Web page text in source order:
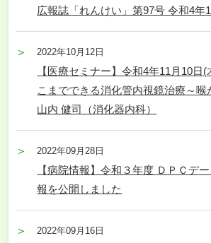
広報誌「れんけい」第97号 令和4年
2022年10月12日
【医療セミナー】令和4年11月10日(
こまでできる消化管内視鏡治療～喉
山内 健司（消化器内科）
2022年09月28日
【病院情報】令和３年度 ＤＰＣデ
報を公開しました
2022年09月16日